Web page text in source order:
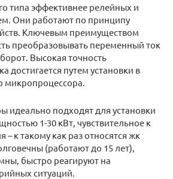
типа эффективнее релейных и
Они работают по принципу
Ключевым преимуществом
преобразовывать переменный ток
Высокая точность
достигается путем установки в
микропроцессора.
идеально подходят для установки
1-30 кВт, чувствительное к
– к такому как раз относятся жк
(работают до 15 лет),
быстро реагируют на
ситуаций.